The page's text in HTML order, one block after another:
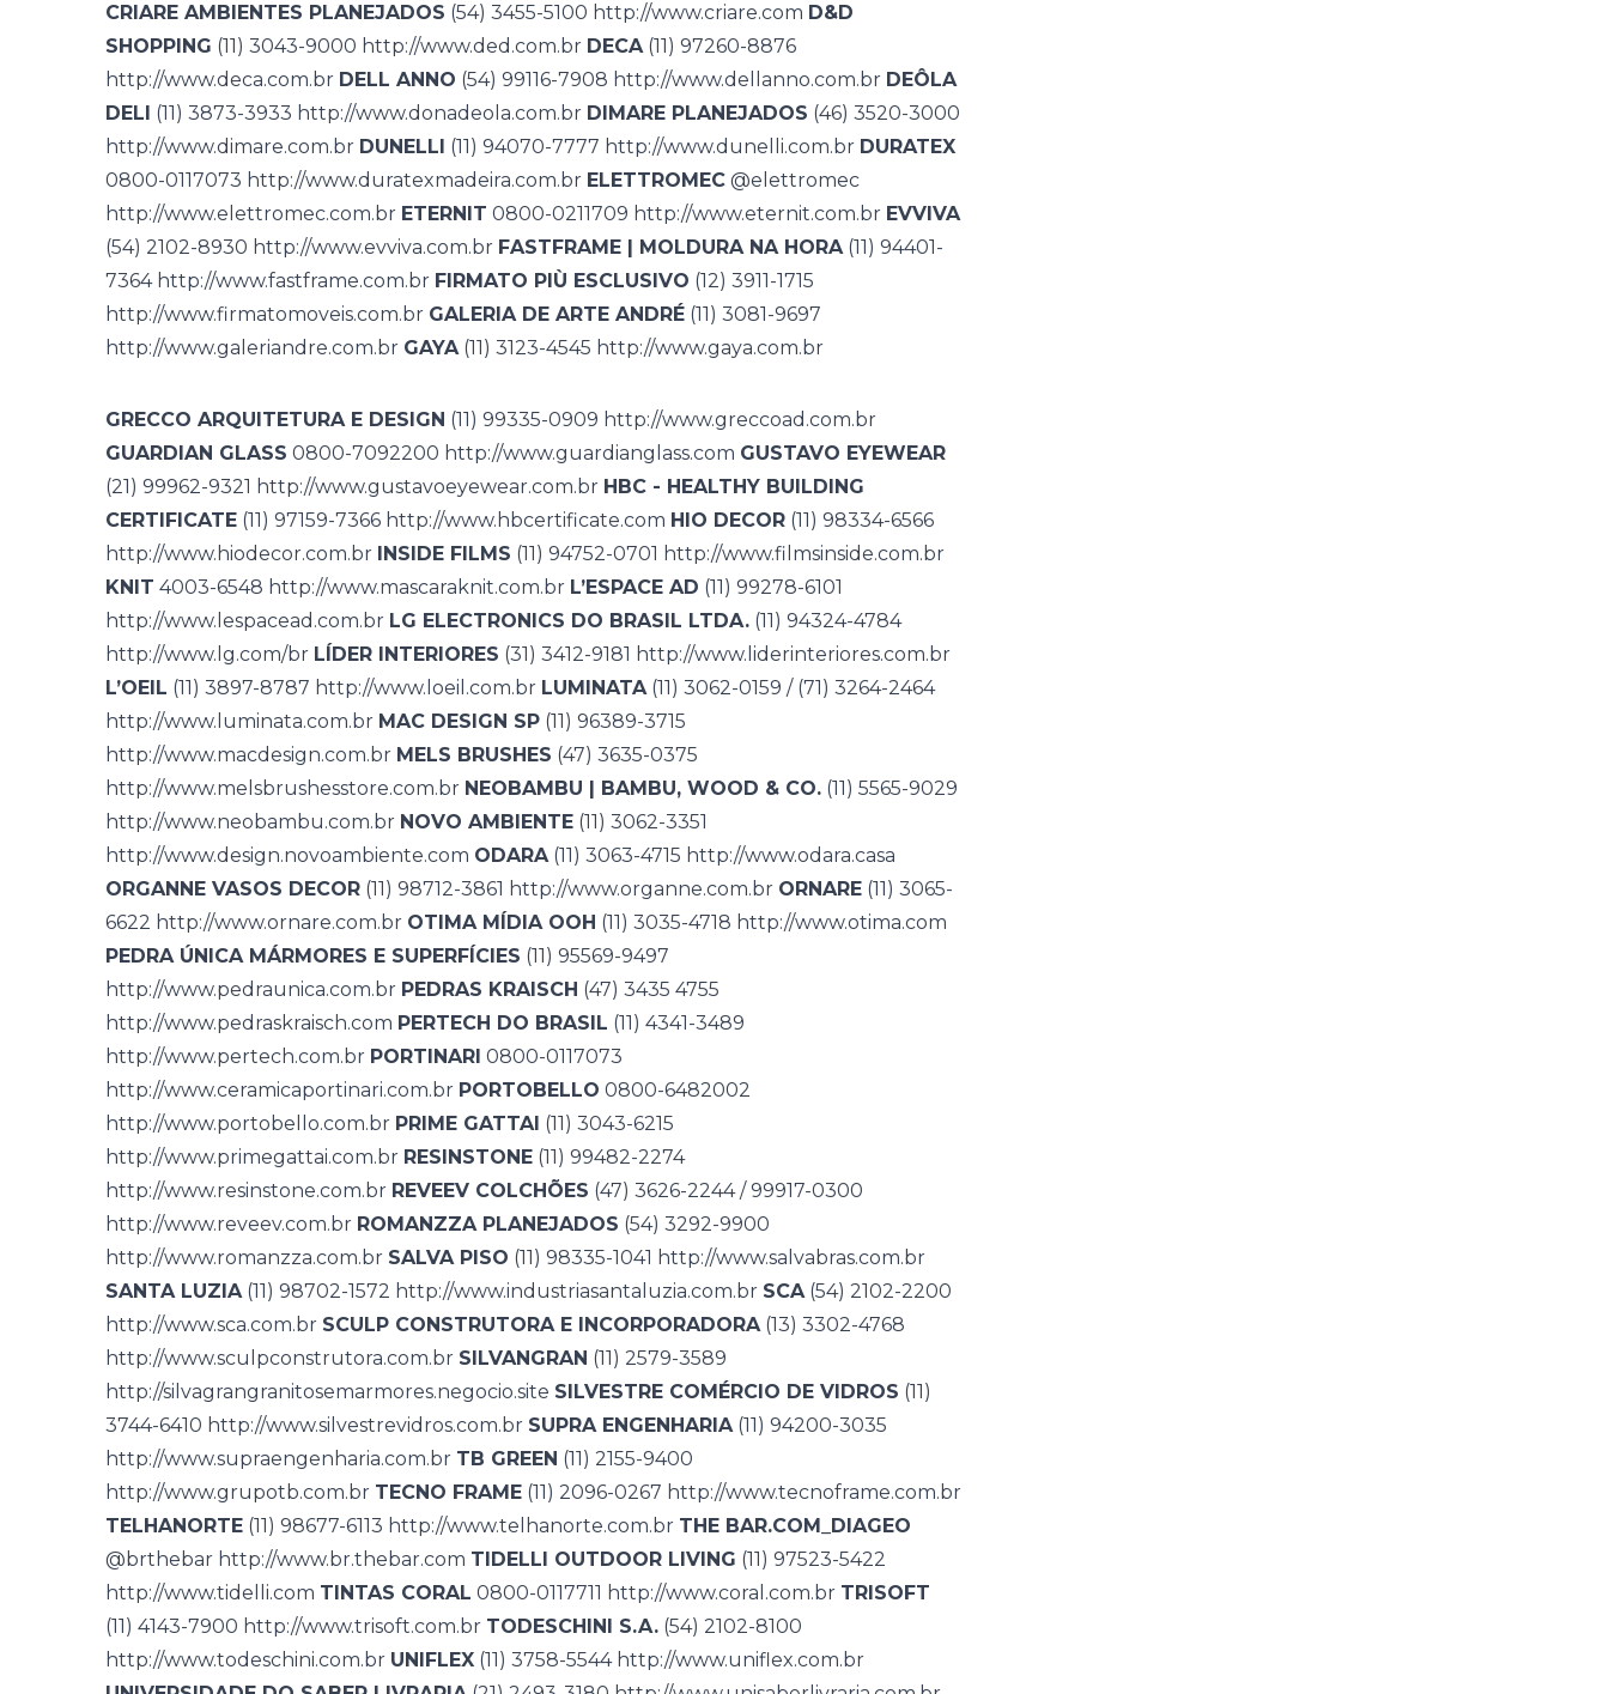
CRIARE AMBIENTES PLANEJADOS (54) 3455-5100 http://www.criare.com D&D
SHOPPING (11) 3043-9000 http://www.ded.com.br DECA(11) 97260-8876
http://www.deca.com.br DELL ANNO (54) 99116-7908 http://www.dellanno.com.br DEÔLA
DELI (11) 3873-3933 http://www.donadeola.com.br DIMARE PLANEJADOS (46) 3520-3000
http://www.dimare.com.br DUNELLI (11) 94070-7777 http://www.dunelli.com.br DURATEX
0800-0117073 http://www.duratexmadeira.com.br ELETTROMEC @elettromec
http://www.elettromec.com.br ETERNIT 0800-0211709 http://www.eternit.com.br EVVIVA
(54) 2102-8930 http://www.evviva.com.br FASTFRAME | MOLDURA NA HORA(11) 94401-
7364 http://www.fastframe.com.br FIRMATO PIÙ ESCLUSIVO (12) 3911-1715
http://www.firmatomoveis.com.br GALERIA DE ARTE ANDRÉ (11) 3081-9697
http://www.galeriandre.com.br GAYA(11) 3123-4545 http://www.gaya.com.br
GRECCO ARQUITETURA E DESIGN (11) 99335-0909 http://www.greccoad.com.br
GUARDIAN GLASS 0800-7092200 http://www.guardianglass.com GUSTAVO EYEWEAR
(21) 99962-9321 http://www.gustavoeyewear.com.br HBC - HEALTHY BUILDING
CERTIFICATE (11) 97159-7366 http://www.hbcertificate.com HIO DECOR (11) 98334-6566
http://www.hiodecor.com.br INSIDE FILMS (11) 94752-0701 http://www.filmsinside.com.br
KNIT 4003-6548 http://www.mascaraknit.com.br L’ESPACE AD (11) 99278-6101
http://www.lespacead.com.br LG ELECTRONICS DO BRASIL LTDA. (11) 94324-4784
http://www.lg.com/br LÍDER INTERIORES (31) 3412-9181 http://www.liderinteriores.com.br
L’OEIL (11) 3897-8787 http://www.loeil.com.br LUMINATA(11) 3062-0159 / (71) 3264-2464
http://www.luminata.com.br MAC DESIGN SP (11) 96389-3715
http://www.macdesign.com.br MELS BRUSHES (47) 3635-0375
http://www.melsbrushesstore.com.br NEOBAMBU | BAMBU, WOOD & CO. (11) 5565-9029
http://www.neobambu.com.br NOVO AMBIENTE (11) 3062-3351
http://www.design.novoambiente.com ODARA(11) 3063-4715 http://www.odara.casa
ORGANNE VASOS DECOR (11) 98712-3861 http://www.organne.com.br ORNARE (11) 3065-
6622 http://www.ornare.com.br OTIMA MÍDIA OOH (11) 3035-4718 http://www.otima.com
PEDRA ÚNICA MÁRMORES E SUPERFÍCIES (11) 95569-9497
http://www.pedraunica.com.br PEDRAS KRAISCH (47) 3435 4755
http://www.pedraskraisch.com PERTECH DO BRASIL (11) 4341-3489
http://www.pertech.com.br PORTINARI 0800-0117073
http://www.ceramicaportinari.com.br PORTOBELLO 0800-6482002
http://www.portobello.com.br PRIME GATTAI (11) 3043-6215
http://www.primegattai.com.br RESINSTONE (11) 99482-2274
http://www.resinstone.com.br REVEEV COLCHÕES (47) 3626-2244 / 99917-0300
http://www.reveev.com.br ROMANZZA PLANEJADOS (54) 3292-9900
http://www.romanzza.com.br SALVA PISO (11) 98335-1041 http://www.salvabras.com.br
SANTA LUZIA(11) 98702-1572 http://www.industriasantaluzia.com.br SCA(54) 2102-2200
http://www.sca.com.br SCULP CONSTRUTORA E INCORPORADORA(13) 3302-4768
http://www.sculpconstrutora.com.br SILVANGRAN (11) 2579-3589
http://silvagrangranitosemarmores.negocio.site SILVESTRE COMÉRCIO DE VIDROS (11)
3744-6410 http://www.silvestrevidros.com.br SUPRA ENGENHARIA(11) 94200-3035
http://www.supraengenharia.com.br TB GREEN (11) 2155-9400
http://www.grupotb.com.br TECNO FRAME (11) 2096-0267 http://www.tecnoframe.com.br
TELHANORTE (11) 98677-6113 http://www.telhanorte.com.br THE BAR.COM_DIAGEO
@brthebar http://www.br.thebar.com TIDELLI OUTDOOR LIVING (11) 97523-5422
http://www.tidelli.com TINTAS CORAL 0800-0117711 http://www.coral.com.br TRISOFT
(11) 4143-7900 http://www.trisoft.com.br TODESCHINI S.A. (54) 2102-8100
http://www.todeschini.com.br UNIFLEX (11) 3758-5544 http://www.uniflex.com.br